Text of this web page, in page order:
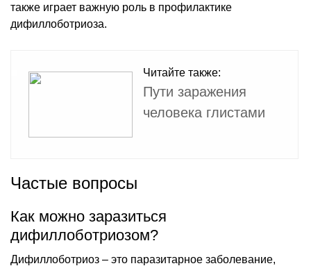
также играет важную роль в профилактике
дифиллоботриоза.
Читайте также:
Пути заражения
человека глистами
Частые вопросы
Как можно заразиться
дифиллоботриозом?
Дифиллоботриоз – это паразитарное заболевание,